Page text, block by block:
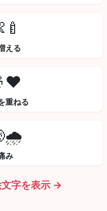
える
重ねる
み
字を表示 →